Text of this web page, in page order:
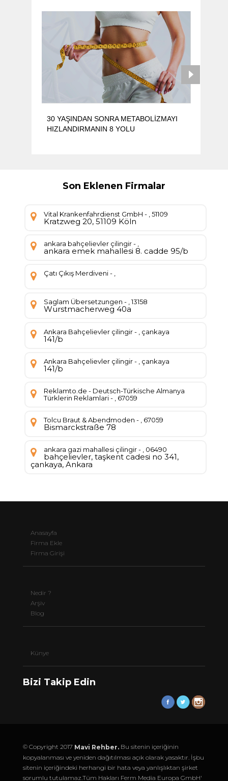
30 YAŞINDAN SONRA METABOLİZMAYI
HIZLANDIRMANIN 8 YOLU
Son Eklenen Firmalar
Vital Krankenfahrdienst GmbH - , 51109
Kratzweg 20, 51109 Köln
ankara bahçelievler çilingir - ,
ankara emek mahallesi 8. cadde 95/b
Çatı Çıkış Merdiveni - ,
Saglam Übersetzungen - , 13158
Wurstmacherweg 40a
Ankara Bahçelievler çilingir - , çankaya
141/b
Ankara Bahçelievler çilingir - , çankaya
141/b
Reklamto.de - Deutsch-Türkische Almanya
Türklerin Reklamlari - , 67059
Tolcu Braut & Abendmoden - , 67059
Bismarckstraße 78
ankara gazi mahallesi çilingir - , 06490
bahçelievler, taşkent cadesi no 341,
çankaya, Ankara
Anasayfa
Firma Ekle
Firma Girişi
Nedir ?
Arşiv
Blog
Künye
Bizi Takip Edin
© Copyright 2017 Mavi Rehber.Bu sitenin içeriğinin
kopyalanması ve yeniden dağıtılması açık olarak yasaktır. İşbu
sitenin içeriğindeki herhangi bir hata veya yanlışlıktan şirket
sorumlu tutulamaz.Tüm Hakları Ferm Media Europa GmbH'